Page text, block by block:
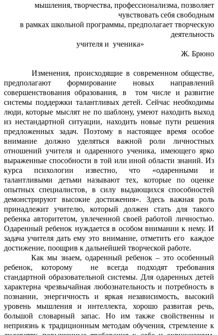
мышления, творчества, профессионализма, позволяет
чувствовать себя свободным
в рамках школьной программы, предполагает творческую
деятельность
учителя и ученика»
Ж. Брюно
Изменения, происходящие в современном обществе,
предполагают формирование новых направлений
совершенствования образования, в том числе и развитие
системы поддержки талантливых детей. Сейчас необходимы
люди, которые мыслят не по шаблону, умеют находить выход
из нестандартной ситуации, находить новые пути решения
предложенных задач. Поэтому в настоящее время особое
внимание должно уделяться важной роли личностных
отношений учителя и одаренного ученика, имеющего ярко
выраженные способности в той или иной области знаний. Из
курса психологии известно, что «одаренными и
талантливыми детьми называют тех, которые по оценке
опытных специалистов, в силу выдающихся способностей
демонстрируют высокие достижения». Здесь важная роль
принадлежит учителю, который должен стать для такого
ребенка авторитетом, увлеченной своей работой личностью.
Одаренный ребенок нуждается в особом внимании к нему. И
задача учителя дать ему это внимание, отметить его каждое
достижение, поощрив к дальнейшей творческой работе.
Как мы знаем, одаренный ребенок – это особенный
ребенок, которому не всегда подходят требования
стандартной образовательной системы. Для одаренных детей
характерна чрезвычайная любознательность и потребность в
познании, энергичность и яркая независимость, высокий
уровень мышления и интеллекта, хорошо развитая речь,
большой словарный запас. Но им также свойственны и
неприязнь к традиционным методам обучения, стремление к